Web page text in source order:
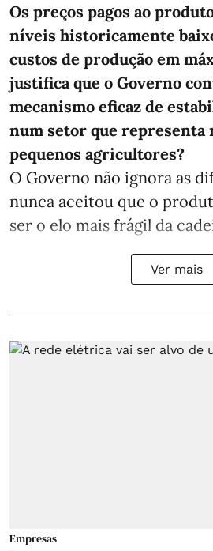
Os preços pagos ao
níveis historicamente
custos de produção em
justifica que o Governo
mecanismo eficaz de
num setor que representa
pequenos agricultores?
O Governo não ignora as
nunca aceitou que o
ser o elo mais frágil da
Ver mais
Empresas